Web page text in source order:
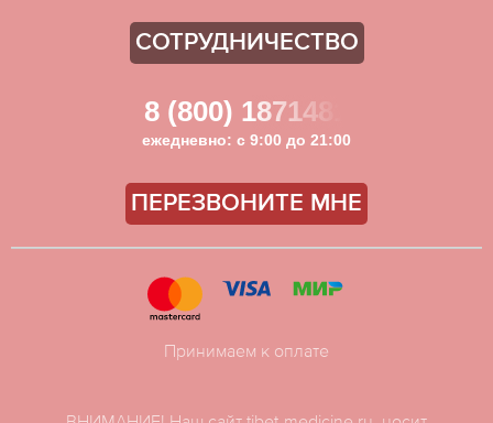
СОТРУДНИЧЕСТВО
8 (800) 1871481
ежедневно: с 9:00 до 21:00
ПЕРЕЗВОНИТЕ МНЕ
Принимаем к оплате